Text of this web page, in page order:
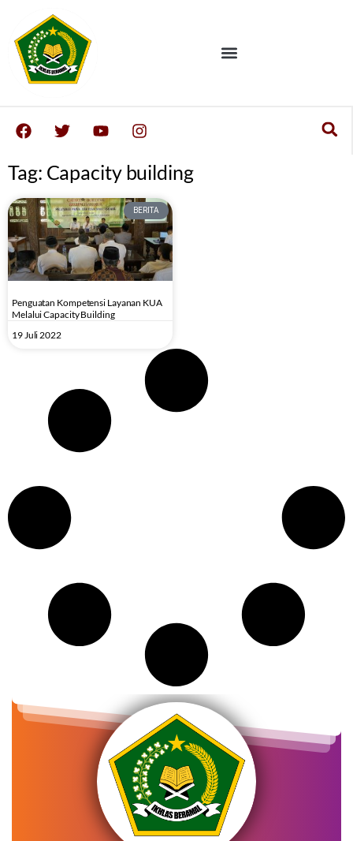
Tag: Capacity building
BERITA
Penguatan Kompetensi Layanan KUA
Melalui Capacity Building
19 Juli 2022